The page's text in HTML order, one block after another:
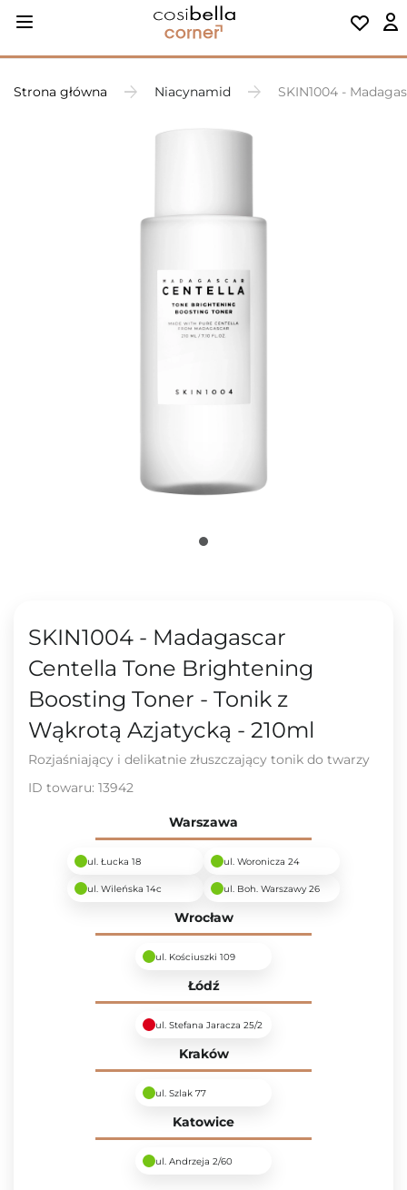
Strona główna Niacynamid SKIN1004 -
SKIN1004 - Madagascar
Centella Tone Brightening
Boosting Toner - Tonik z
Wąkrotą Azjatycką - 210ml
Rozjaśniający i delikatnie złuszczający tonik do twarzy
ID towaru: 13942
Warszawa
ul. Łucka 18 ul. Woronicza 24
ul. Wileńska 14c ul. Boh. Warszawy 26
Wrocław
ul. Kościuszki 109
Łódź
ul. Stefana Jaracza 25/2
Kraków
ul. Szlak 77
Katowice
ul. Andrzeja 2/60